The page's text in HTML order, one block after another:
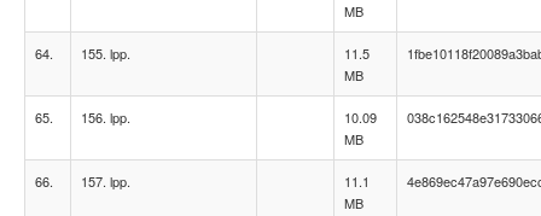
MB
64. 155. lpp.
11.5
MB
65. 156. lpp.
10.09
MB
66. 157. lpp.
11.1
MB